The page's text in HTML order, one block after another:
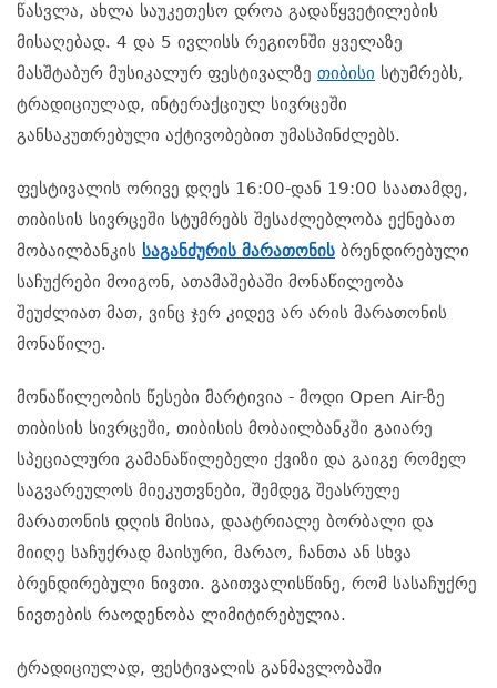
წასვლა, ახლა საუკეთესო დროა გადაწყვეტილების
მისაღებად. 4 და 5 ივლისს რეგიონში ყველაზე
მასშტაბურ მუსიკალურ ფესტივალზე თიბისი სტუმრებს,
ტრადიციულად, ინტერაქციულ სივრცეში
განსაკუთრებული აქტივობებით უმასპინძლებს.
ფესტივალის ორივე დღეს 16:00-დან 19:00 საათამდე,
თიბისის სივრცეში სტუმრებს შესაძლებლობა ექნებათ
მობაილბანკის საგანძურის მარათონის ბრენდირებული
საჩუქრები მოიგონ, ათამაშებაში მონაწილეობა
შეუძლიათ მათ, ვინც ჯერ კიდევ არ არის მარათონის
მონაწილე.
მონაწილეობის წესები მარტივია - მოდი Open Air-ზე
თიბისის სივრცეში, თიბისის მობაილბანკში გაიარე
სპეციალური გამანაწილებელი ქვიზი და გაიგე რომელ
საგვარეულოს მიეკუთვნები, შემდეგ შეასრულე
მარათონის დღის მისია, დაატრიალე ბორბალი და
მიიღე საჩუქრად მაისური, მარაო, ჩანთა ან სხვა
ბრენდირებული ნივთი. გაითვალისწინე, რომ სასაჩუქრე
ნივთების რაოდენობა ლიმიტირებულია.
ტრადიციულად, ფესტივალის განმავლობაში